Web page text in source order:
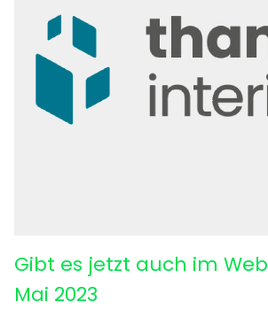
Gibt es jetzt auch im Web
Mai 2023